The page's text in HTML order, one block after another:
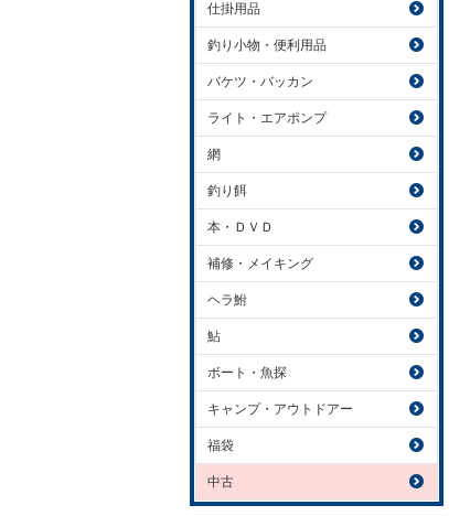
仕掛用品
釣り小物・便利用品
バケツ・バッカン
ライト・エアポンプ
網
釣り餌
本・ＤＶＤ
補修・メイキング
ヘラ鮒
鮎
ボート・魚探
キャンプ・アウトドアー
福袋
中古